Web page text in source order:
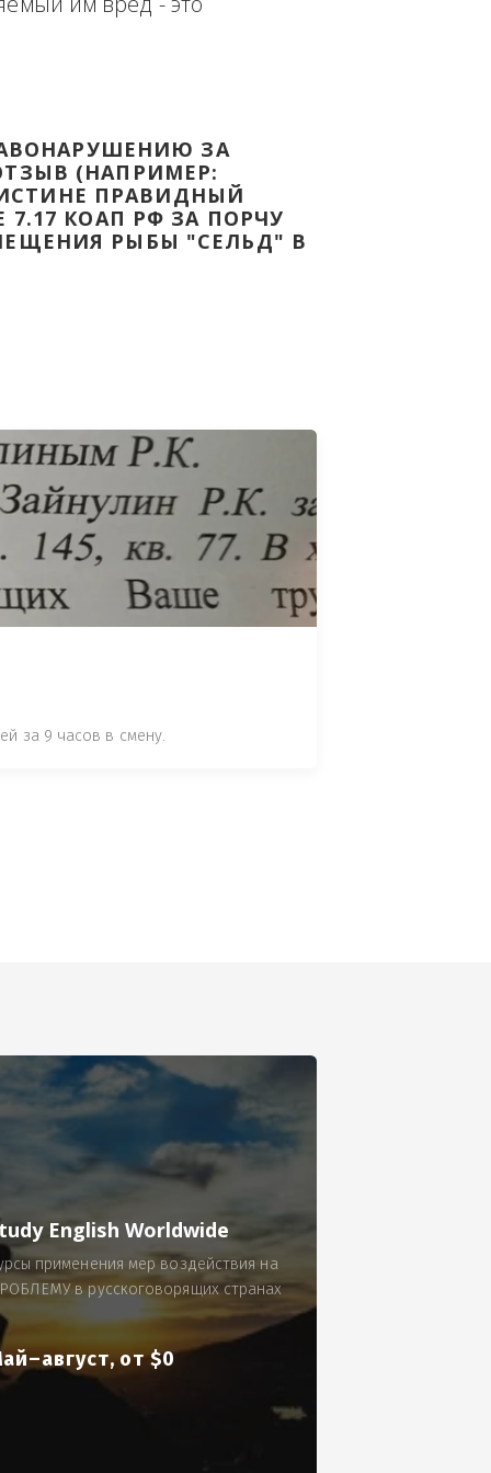
доказательством с целью -
Законодательства Российской
ПРАВОНАРУШЕНИЮ ЗА
ВАШ ОТЗЫВ (НАПРИМЕР:
ВОИСТИНЕ ПРАВИДНЫЙ
7.17 КОАП РФ ЗА ПОРЧУ
ПОМЕЩЕНИЯ РЫБЫ "СЕЛЬД" В
300 рублей за 9 часов в смену.